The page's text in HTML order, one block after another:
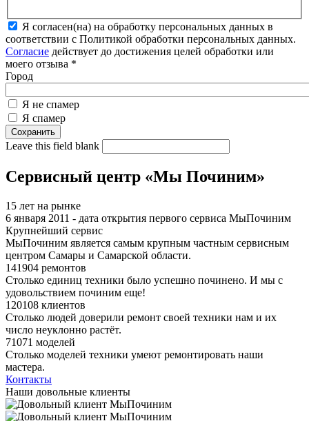
Я согласен(на) на обработку персональных данных в
соответствии с Политикой обработки персональных данных.
Согласие действует до достижения целей обработки или
моего отзыва *
Город
Я не спамер
Я спамер
Leave this field blank
Сервисный центр «Мы Починим»
15 лет на рынке
6 января 2011 - дата открытия первого сервиса МыПочиним
Крупнейший сервис
МыПочиним является самым крупным частным сервисным
центром Самары и Самарской области.
141904 ремонтов
Столько единиц техники было успешно починено. И мы с
удовольствием починим еще!
120108 клиентов
Столько людей доверили ремонт своей техники нам и их
число неуклонно растёт.
71071 моделей
Столько моделей техники умеют ремонтировать наши
мастера.
Контакты
Наши довольные клиенты